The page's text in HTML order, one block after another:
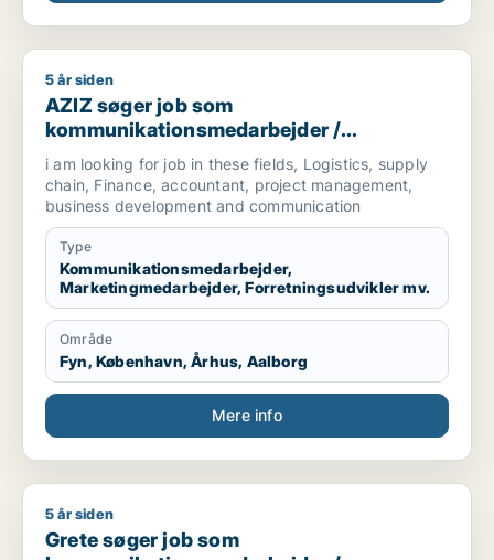
AZIZ søger job som kommunikationsmedarbejder /
5 år siden
AZIZ søger job som
kommunikationsmedarbejder /
marketingmedarbejder /
forretningsudvikler /
regnskabsmedarbejder / revisor
i am looking for job in these fields, Logistics, supply
chain, Finance, accountant, project management,
business development and communication
Type
Kommunikationsmedarbejder,
Marketingmedarbejder, Forretningsudvikler mv.
Område
Fyn, København, Århus, Aalborg
Mere info
Grete søger job som kommunikationsmedarbejder /
5 år siden
Grete søger job som